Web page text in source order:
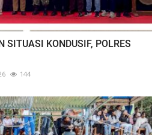
SITUASI KONDUSIF, POLRES
144